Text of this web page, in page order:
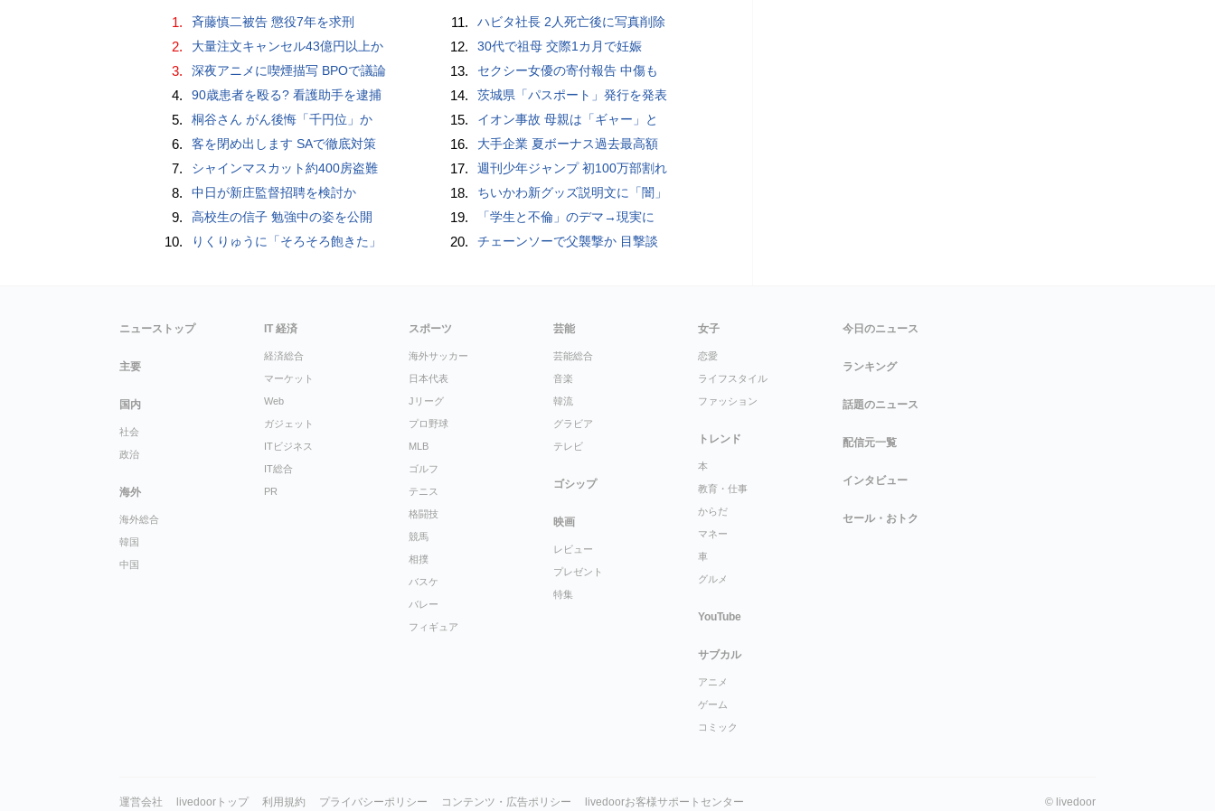
1. 斉藤慎二被告 懲役7年を求刑
2. 大量注文キャンセル43億円以上か
3. 深夜アニメに喫煙描写 BPOで議論
4. 90歳患者を殴る? 看護助手を逮捕
5. 桐谷さん がん後悔「千円位」か
6. 客を閉め出します SAで徹底対策
7. シャインマスカット約400房盗難
8. 中日が新庄監督招聘を検討か
9. 高校生の信子 勉強中の姿を公開
10. りくりゅうに「そろそろ飽きた」
11. ハビタ社長 2人死亡後に写真削除
12. 30代で祖母 交際1カ月で妊娠
13. セクシー女優の寄付報告 中傷も
14. 茨城県「パスポート」発行を発表
15. イオン事故 母親は「ギャー」と
16. 大手企業 夏ボーナス過去最高額
17. 週刊少年ジャンプ 初100万部割れ
18. ちいかわ新グッズ説明文に「闇」
19. 「学生と不倫」のデマ→現実に
20. チェーンソーで父襲撃か 目撃談
ニューストップ
主要
国内
社会
政治
海外
海外総合
韓国
中国
IT 経済
経済総合
マーケット
Web
ガジェット
ITビジネス
IT総合
PR
スポーツ
海外サッカー
日本代表
Jリーグ
プロ野球
MLB
ゴルフ
テニス
格闘技
競馬
相撲
バスケ
バレー
フィギュア
芸能
芸能総合
音楽
韓流
グラビア
テレビ
ゴシップ
映画
レビュー
プレゼント
特集
女子
恋愛
ライフスタイル
ファッション
トレンド
本
教育・仕事
からだ
マネー
車
グルメ
YouTube
サブカル
アニメ
ゲーム
コミック
今日のニュース
ランキング
話題のニュース
配信元一覧
インタビュー
セール・おトク
運営会社 livedoorトップ 利用規約 プライバシーポリシー コンテンツ・広告ポリシー livedoorお客様サポートセンター © livedoor